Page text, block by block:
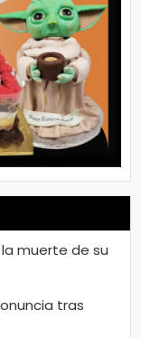
muerte de su
tras